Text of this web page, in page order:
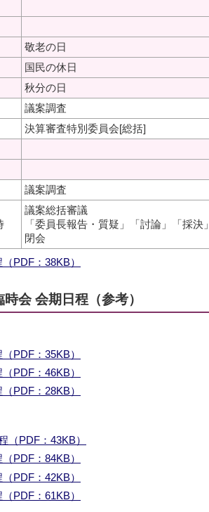
敬老の日
国民の休日
秋分の日
議案調査
決算審査特別委員会[総括]
議案調査
議案総括審議
「委員長報告・質疑」「討論」「採決」
閉会
PDF：38KB）
会 会期日程（参考）
PDF：35KB）
PDF：46KB）
PDF：28KB）
（PDF：43KB）
PDF：84KB）
PDF：42KB）
PDF：61KB）